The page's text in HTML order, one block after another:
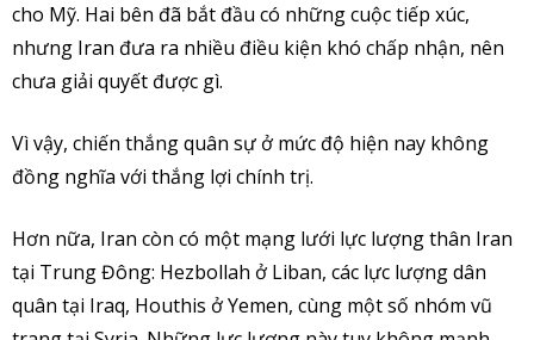
cho Mỹ. Hai bên đã bắt đầu có những cuộc tiếp xúc,
nhưng Iran đưa ra nhiều điều kiện khó chấp nhận, nên
chưa giải quyết được gì.
Vì vậy, chiến thắng quân sự ở mức độ hiện nay không
đồng nghĩa với thắng lợi chính trị.
Hơn nữa, Iran còn có một mạng lưới lực lượng thân Iran
tại Trung Đông: Hezbollah ở Liban, các lực lượng dân
quân tại Iraq, Houthis ở Yemen, cùng một số nhóm vũ